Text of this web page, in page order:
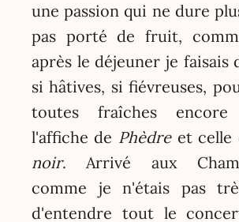
une passion qui ne dure
pas porté de fruit,
après le déjeuner je faisais
si hâtives, si fiévreuses,
toutes fraîches
l'affiche de Phèdreet celle
noir. Arrivé aux
comme je n'étais pas
d'entendre tout le